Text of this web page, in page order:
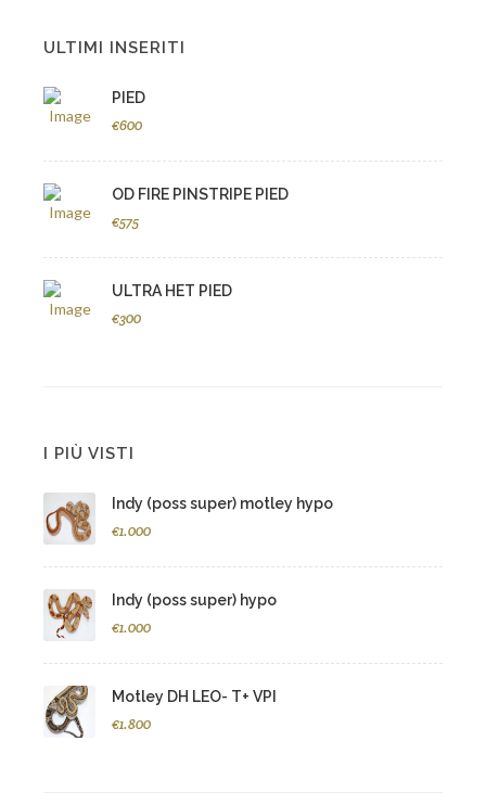
ULTIMI INSERITI
PIED
€600
OD FIRE PINSTRIPE PIED
€575
ULTRA HET PIED
€300
I PIÙ VISTI
Indy (poss super) motley hypo
€1.000
Indy (poss super) hypo
€1.000
Motley DH LEO- T+ VPI
€1.800